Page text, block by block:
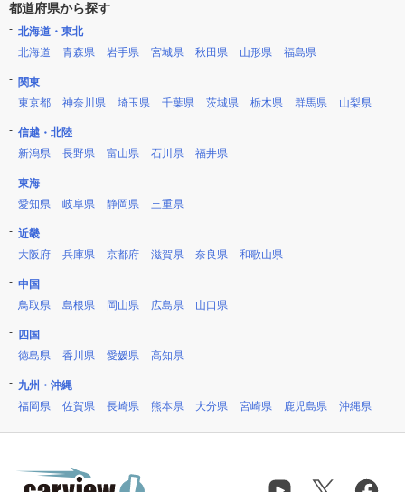
都道府県から探す
北海道・東北
北海道
青森県 岩手県 宮城県 秋田県 山形県 福島県
関東
東京都
神奈川県 埼玉県 千葉県 茨城県 栃木県 群馬県 山梨県
信越・北陸
新潟県
長野県 富山県 石川県 福井県
東海
愛知県
岐阜県 静岡県 三重県
近畿
大阪府
兵庫県 京都府 滋賀県 奈良県 和歌山県
中国
鳥取県
島根県 岡山県 広島県 山口県
四国
徳島県
香川県 愛媛県 高知県
九州・沖縄
福岡県
佐賀県 長崎県 熊本県 大分県 宮崎県 鹿児島県 沖縄県